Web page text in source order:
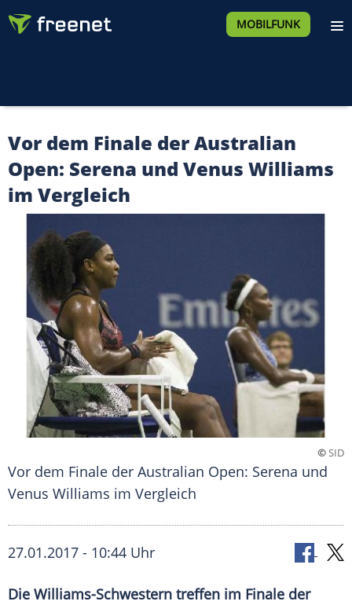
MOBILFUNK
Vor dem Finale der Australian
Open: Serena und Venus Williams
im Vergleich
©SID
Vor dem Finale der Australian Open: Serena und
Venus Williams im Vergleich
27.01.2017 - 10:44 Uhr
Die Williams-Schwestern treffen im Finale der